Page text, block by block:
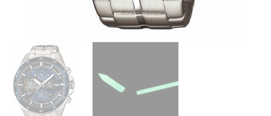
DIVAT KARÓRÁK (Curren, Oulm,Naviforce, D-
DOXA